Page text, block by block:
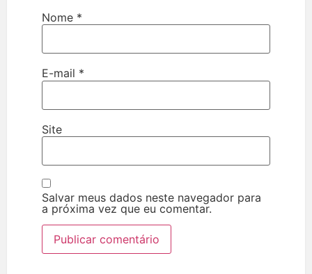
Nome *
E-mail *
Site
Salvar meus dados neste navegador para
a próxima vez que eu comentar.